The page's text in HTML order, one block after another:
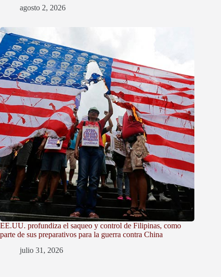
agosto 2, 2026
EE.UU. profundiza el saqueo y control de Filipinas, como
parte de sus preparativos para la guerra contra China
julio 31, 2026